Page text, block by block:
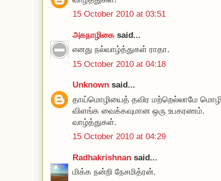
15 October 2010 at 03:51
அகநாழிகை said...
எனது நல்வாழ்த்துகள் ராதா.
15 October 2010 at 04:18
Unknown said...
தாய்மொழியைத் தவிர மற்றெல்லாமே
விளங்க வைக்கவுமான ஒரு உபகரணம்.
வாழ்த்துகள்.
15 October 2010 at 04:29
Radhakrishnan said...
மிக்க நன்றி நேசமித்ரன்.